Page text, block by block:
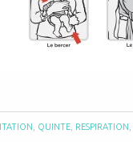
QUINTE RESPIRATION